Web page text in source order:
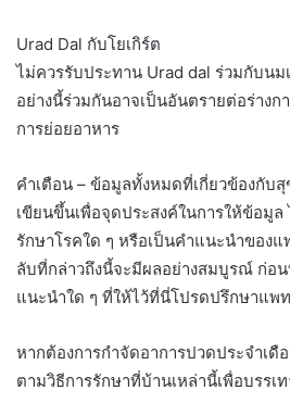
Urad Dal กับโยเกิร์ต
ไม่ควรรับประทาน Urad dal ร่วมกับนม
อย่างนี้ร่วมกันอาจเป็นอันตรายต่อร่าง
การย่อยอาหาร
คำเตือน – ข้อมูลทั้งหมดที่เกี่ยวข้องกับ
เขียนขึ้นเพื่อจุดประสงค์ในการให้ข้อมูล
รักษาโรคใด ๆ หรือเป็นคำแนะนำของแ
ลับที่กล่าวถึงนี้จะมีผลอย่างสมบูรณ์ ก่อ
แนะนำใด ๆ ที่ให้ไว้ที่นี่โปรดปรึกษาแพ
หากต้องการกำจัดอาการปวดประจำเ
ตามวิธีการรักษาที่บ้านเหล่านี้เพื่อบรรเ